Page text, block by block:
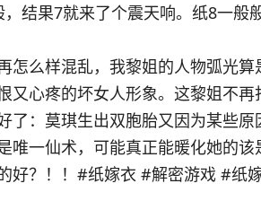
结果7就来了个震天响。纸8一般
怎么样混乱，我黎姐的人物弧光算
又心疼的坏女人形象。这黎姐不再
了：莫琪生出双胞胎又因为某些原
唯一仙术，可能真正能暖化她的
？！！ #纸嫁衣 #解密游戏 #纸